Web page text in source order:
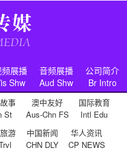
展播
Shw
音频展播
Aud Shw
公司简介
Br Intro
事
St
澳中友好
Aus-Chn FS
国际教育
Intl Edu
游
中国新闻
CHN DLY
华人资讯
CP NEWS